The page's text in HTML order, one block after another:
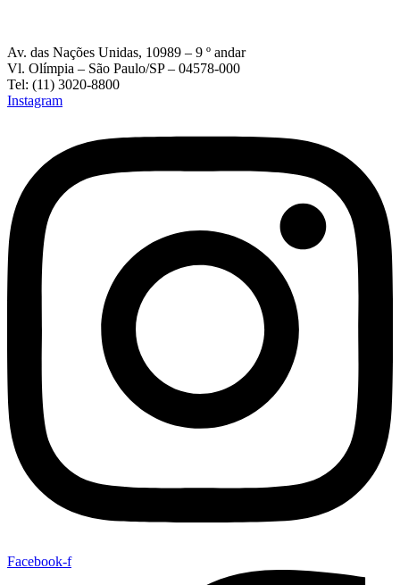
Av. das Nações Unidas, 10989 – 9 º andar
Vl. Olímpia – São Paulo/SP – 04578-000
Tel: (11) 3020-8800
Instagram
Facebook-f